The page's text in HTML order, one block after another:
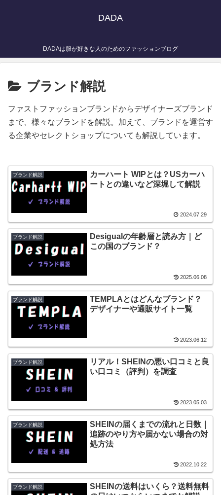
DADA
DADAは服が好きな人のためのファッションブログ
ブランド解説
ファストファッションブランドからデザイナーズブランド
まで、様々なブランドを解説。加えて、ブランドを運営す
る企業やセレクトショップについても解説しています。
ブランド解説
カーハート WIPとは？USカーハ
ートとの違いなど深堀して解説
2024.07.29
ブランド解説
Desigualの年齢層と読み方｜ど
この国のブランド？
2025.06.08
ブランド解説
TEMPLAとはどんなブランド？
デザイナーや通販サイト一覧
2023.06.12
ブランド解説
リアル！SHEINの悪い口コミと良
い口コミ（評判）を調査
2023.05.03
ブランド解説
SHEINの届くまでの流れと日数｜
追跡のやり方や届かない場合の対
処方法
2022.10.22
ブランド解説
SHEINの送料はいくら？送料無料